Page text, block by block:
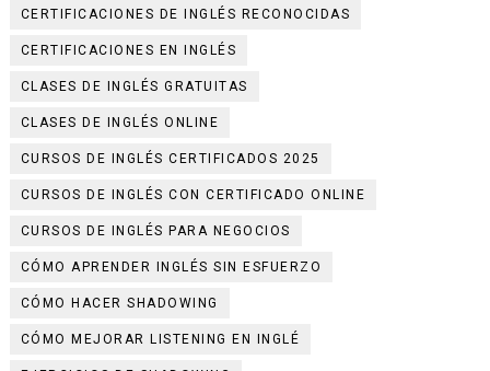
CERTIFICACIONES DE INGLÉS RECONOCIDAS
CERTIFICACIONES EN INGLÉS
CLASES DE INGLÉS GRATUITAS
CLASES DE INGLÉS ONLINE
CURSOS DE INGLÉS CERTIFICADOS 2025
CURSOS DE INGLÉS CON CERTIFICADO ONLINE
CURSOS DE INGLÉS PARA NEGOCIOS
CÓMO APRENDER INGLÉS SIN ESFUERZO
CÓMO HACER SHADOWING
CÓMO MEJORAR LISTENING EN INGLÉ